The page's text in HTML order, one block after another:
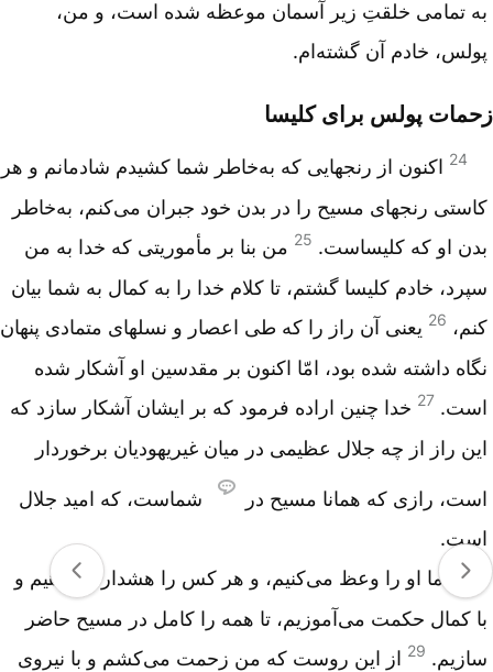
به تمامی خلقتِ زیر آسمان موعظه شده است، و من،
پولس، خادم آن گشته‌ام.
زحمات پولس برای کلیسا
24 اکنون از رنجهایی که به‌خاطر شما کشیدم شادمانم و هر
کاستی رنجهای مسیح را در بدن خود جبران می‌کنم، به‌خاطر
بدن او که کلیساست. 25 من بنا بر مأموریتی که خدا به من
سپرد، خادم کلیسا گشتم، تا کلام خدا را به کمال به شما بیان
کنم، 26 یعنی آن راز را که طی اعصار و نسلهای متمادی پنهان
نگاه داشته شده بود، امّا اکنون بر مقدسین او آشکار شده
است. 27 خدا چنین اراده فرمود که بر ایشان آشکار سازد که
این راز از چه جلال عظیمی در میان غیریهودیان برخوردار
است، رازی که همانا مسیح در
شماست، که امید جلال
است.
28
ما او را وعظ می‌کنیم، و هر کس را هشدار می‌دهیم و
با کمال حکمت می‌آموزیم، تا همه را کامل در مسیح حاضر
سازیم. 29 از این روست که من زحمت می‌کشم و با نیروی